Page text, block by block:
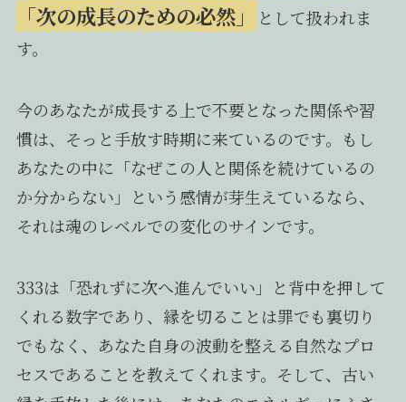
「次の成長のための必然」として扱われま
す。
今のあなたが成長する上で不要となった関係や習
慣は、そっと手放す時期に来ているのです。もし
あなたの中に「なぜこの人と関係を続けているの
か分からない」という感情が芽生えているなら、
それは魂のレベルでの変化のサインです。
333は「恐れずに次へ進んでいい」と背中を押して
くれる数字であり、縁を切ることは罪でも裏切り
でもなく、あなた自身の波動を整える自然なプロ
セスであることを教えてくれます。そして、古い